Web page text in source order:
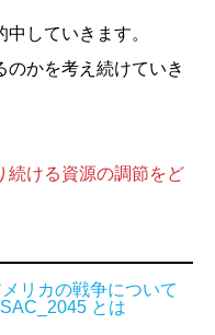
していきます。
のかを考え続けていき
続ける資源の調節をど
リカの戦争について
とは